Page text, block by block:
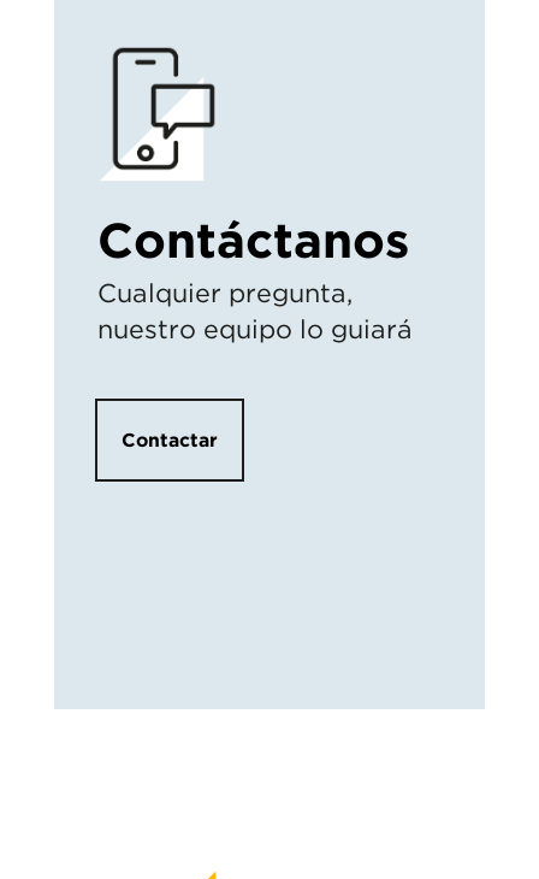
Contáctanos
Cualquier pregunta,
nuestro equipo lo guiará
Contactar